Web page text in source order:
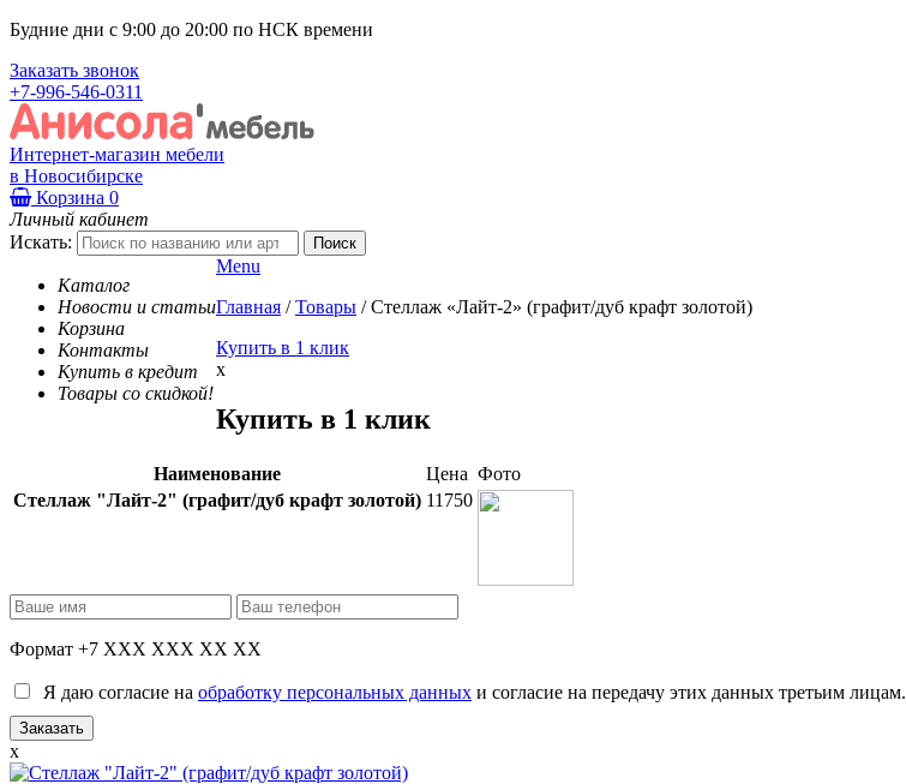
Будние дни с 9:00 до 20:00 по НСК времени
Заказать звонок
+7-996-546-0311
Интернет-магазин мебели
в Новосибирске
Корзина 0
Личный кабинет
Искать:
Каталог
Новости и статьи
Корзина
Контакты
Купить в кредит
Товары со скидкой!
Menu
Главная / Товары / Стеллаж «Лайт-2» (графит/дуб крафт золотой)
Купить в 1 клик
x
Купить в 1 клик
Наименование Цена Фото
Стеллаж "Лайт-2" (графит/дуб крафт золотой) 11750
Формат +7 XXX XXX XX XX
Я даю согласие на обработку персональных данных и согласие на передачу этих данных третьим лицам.
x